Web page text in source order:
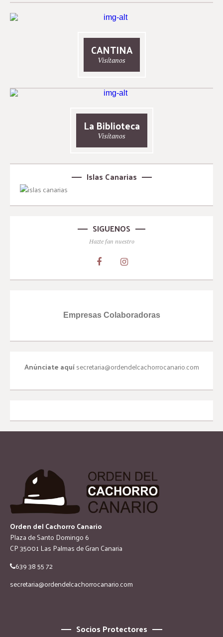
CANTINA
Visítanos
La Biblioteca
Visítanos
Islas Canarias
SIGUENOS
Hazte fan nuestro
Empresas Colaboradoras
Anúnciate aquísecretaria@ordendelcachorrocanario.com
Orden del Cachorro Canario
Plaza de Santo Domingo 6
CP 35001 Las Palmas de Gran Canaria
639 38 55 72
secretaria@ordendelcachorrocanario.com
Socios Protectores